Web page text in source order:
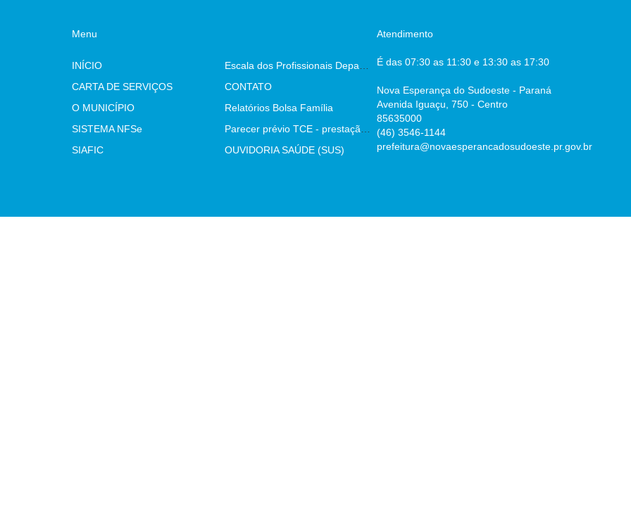
Menu
INÍCIO
CARTA DE SERVIÇOS
CONTATO
O MUNICÍPIO
Relatórios Bolsa Família
SISTEMA NFSe
SIAFIC
OUVIDORIA SAÚDE (SUS)
Atendimento
É das 07:30 as 11:30 e 13:30 as 17:30
Nova Esperança do Sudoeste - Paraná
Avenida Iguaçu, 750 - Centro
85635000
(46) 3546-1144
prefeitura@novaesperancadosudoeste.pr.gov.br